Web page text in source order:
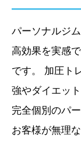
パーソナルジ
高効果を実感
です。 加圧ト
強やダイエッ
完全個別のパ
お客様が無理